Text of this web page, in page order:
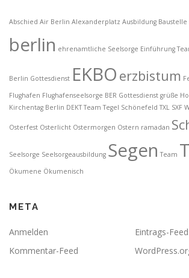
Abschied Air Berlin Alexanderplatz Ausbildung Baustelle
berlin ehrenamtliche Seelsorge Einführung
Berlin Gottesdienst EKBO erzbistum
Flughafen Flughafenseelsorge BER Gottesdienst grüße
Kirchentag Berlin DEKT Team Tegel Schönefeld TXL SXF
Osterfest Osterlicht Ostermorgen Ostern ramadan
Seelsorge Seelsorgeausbildung Segen Team
Ökumene Ökumenisch
META
Anmelden
Eintrags-Feed
Kommentar-Feed